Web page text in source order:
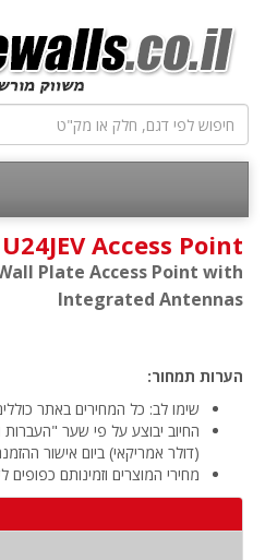
Access Point
Plate Access Point with
Integrated Antennas
הערות תמחור:
שימו לב: כל המחירים באתר
החיוב יבוצע על פי שער
(דולר אמריקאי) ביום אישור
מחירי המוצרים וזמינותם